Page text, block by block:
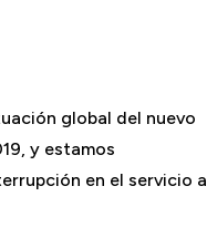
global del nuevo
y estamos
en el servicio a